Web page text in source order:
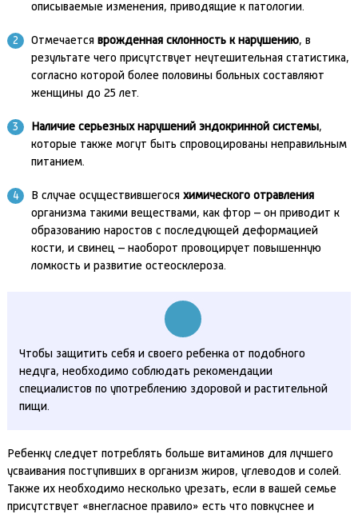
описываемые изменения, приводящие к патологии.
Отмечается врожденная склонность к нарушению, в
результате чего присутствует неутешительная статистика,
согласно которой более половины больных составляют
женщины до 25 лет.
Наличие серьезных нарушений эндокринной системы,
которые также могут быть спровоцированы неправильным
питанием.
В случае осуществившегосяхимического отравления
организма такими веществами, как фтор – он приводит к
образованию наростов с последующей деформацией
кости, и свинец – наоборот провоцирует повышенную
ломкость и развитие остеосклероза.
Чтобы защитить себя и своего ребенка от подобного
недуга, необходимо соблюдать рекомендации
специалистов по употреблению здоровой и растительной
пищи.
Ребенку следует потреблять больше витаминов для лучшего
усваивания поступивших в организм жиров, углеводов и солей.
Также их необходимо несколько урезать, если в вашей семье
присутствует «внегласное правило» есть что повкуснее и